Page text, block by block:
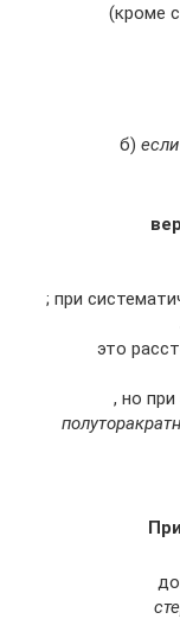
(кроме
б)
; при
это
, но